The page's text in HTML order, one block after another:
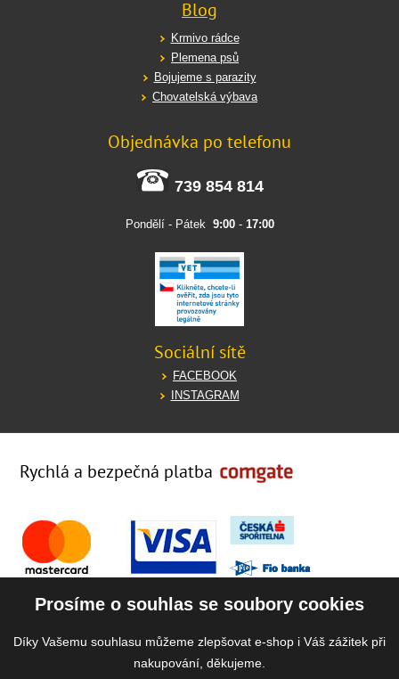
Blog
Krmivo rádce
Plemena psů
Bojujeme s parazity
Chovatelská výbava
Objednávka po telefonu
739 854 814
Pondělí - Pátek 9:00- 17:00
Sociální sítě
FACEBOOK
INSTAGRAM
Rychlá a bezpečná platba
Prosíme o souhlas se soubory cookies
Díky Vašemu souhlasu můžeme zlepšovat e-shop i Váš zážitek při
nakupování, děkujeme.